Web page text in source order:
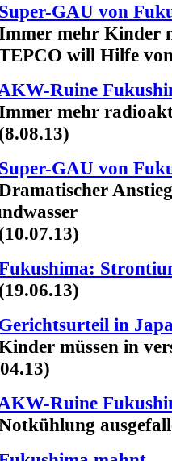
Super-GAU von
mehr Kinder
will Hilfe von
Ruine
mehr
Super-GAU von
Gerichtsurteil in
müssen in
Ruine